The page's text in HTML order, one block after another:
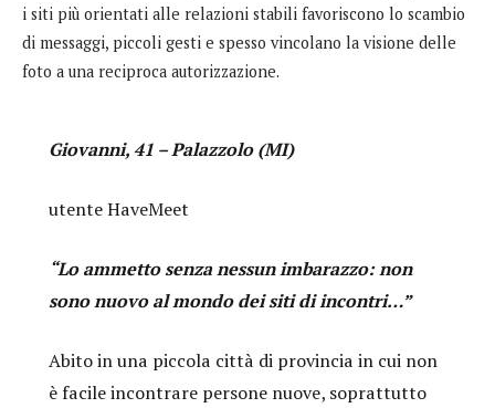
i siti più orientati alle relazioni stabili favoriscono lo scambio
di messaggi, piccoli gesti e spesso vincolano la visione delle
foto a una reciproca autorizzazione.
Giovanni, 41 – Palazzolo (MI)
utente HaveMeet
“Lo ammetto senza nessun imbarazzo: non
sono nuovo al mondo dei siti di incontri…”
Abito in una piccola città di provincia in cui non
è facile incontrare persone nuove, soprattutto